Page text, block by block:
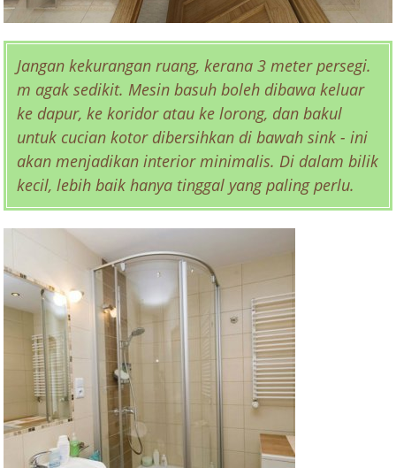
Jangan kekurangan ruang, kerana 3 meter persegi.
m agak sedikit. Mesin basuh boleh dibawa keluar
ke dapur, ke koridor atau ke lorong, dan bakul
untuk cucian kotor dibersihkan di bawah sink - ini
akan menjadikan interior minimalis. Di dalam bilik
kecil, lebih baik hanya tinggal yang paling perlu.